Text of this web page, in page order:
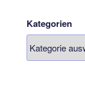
Kategorien